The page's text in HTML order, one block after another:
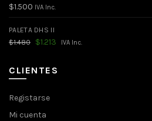
$1.500 IVA Inc.
PALETA DHS II
$1.480
El
era:
$1.480.
$1.213 ElIVA Inc.
CLIENTES
Registarse
Mi cuenta